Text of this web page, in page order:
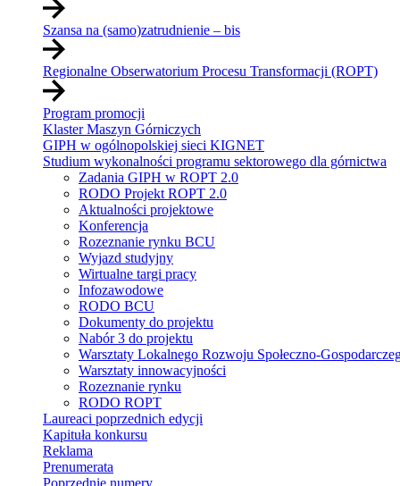
Szansa na (samo)zatrudnienie – bis
Regionalne Obserwatorium Procesu Transformacji (ROPT)
Program promocji
Klaster Maszyn Górniczych
GIPH w ogólnopolskiej sieci KIGNET
Studium wykonalności programu sektorowego dla górnictwa
Zadania GIPH w ROPT 2.0
RODO Projekt ROPT 2.0
Aktualności projektowe
Konferencja
Rozeznanie rynku BCU
Wyjazd studyjny
Wirtualne targi pracy
Infozawodowe
RODO BCU
Dokumenty do projektu
Nabór 3 do projektu
Warsztaty Lokalnego Rozwoju Społeczno-
Warsztaty innowacyjności
Rozeznanie rynku
RODO ROPT
Laureaci poprzednich edycji
Kapituła konkursu
Reklama
Prenumerata
Poprzednie numery